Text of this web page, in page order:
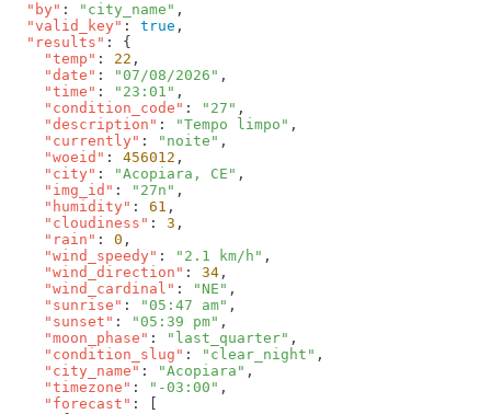
  "by"
: "city_name"
  "valid_key"
: true
  "results"
    "temp"
: 22
    "date"
: "07/08/2026"
    "time"
: "23:01"
    "condition_code"
: "27"
    "description"
: "Tempo limpo"
    "currently"
: "noite"
    "woeid"
: 456012
    "city"
: "Acopiara, CE"
    "img_id"
: "27n"
    "humidity"
: 61
    "cloudiness"
: 3
    "rain"
: 0
    "wind_speedy"
: "2.1 km/h"
    "wind_direction"
: 34
    "wind_cardinal"
: "NE"
    "sunrise"
: "05:47 am"
    "sunset"
: "05:39 pm"
    "moon_phase"
: "last_quarter"
    "condition_slug"
: "clear_night"
    "city_name"
: "Acopiara"
    "timezone"
: "-03:00"
    "forecast"